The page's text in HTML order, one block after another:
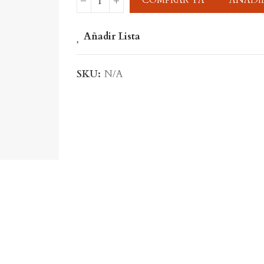
Añadir Lista
SKU: N/A